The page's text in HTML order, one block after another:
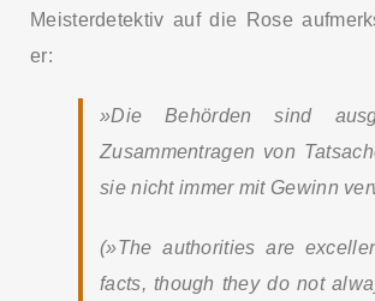
Meisterdetektiv auf die Rose
er:
»Die Behörden sind
Zusammentragen von
sie nicht immer mit Gewinn
(»The authorities are
facts, though they do not